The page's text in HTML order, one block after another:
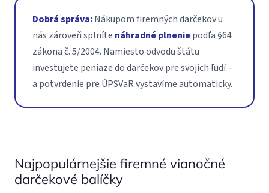
Dobrá správa:Nákupom firemných darčekov u
nás zároveň splníte náhradné plneniepodľa §64
zákona č. 5/2004. Namiesto odvodu štátu
investujete peniaze do darčekov pre svojich ľudí –
a potvrdenie pre ÚPSVaR vystavíme automaticky.
Najpopulárnejšie firemné vianočné
darčekové balíčky